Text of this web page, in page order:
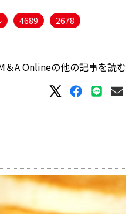
4689 2678
＆A Onlineの他の記事を読む